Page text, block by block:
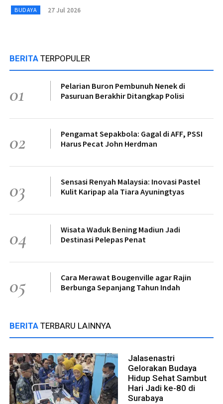
BUDAYA 27 Jul 2026
BERITA TERPOPULER
01
Pelarian Buron Pembunuh Nenek di
Pasuruan Berakhir Ditangkap Polisi
02
Pengamat Sepakbola: Gagal di AFF, PSSI
Harus Pecat John Herdman
03
Sensasi Renyah Malaysia: Inovasi Pastel
Kulit Karipap ala Tiara Ayuningtyas
04
Wisata Waduk Bening Madiun Jadi
Destinasi Pelepas Penat
05
Cara Merawat Bougenville agar Rajin
Berbunga Sepanjang Tahun Indah
BERITA TERBARU LAINNYA
Jalasenastri
Gelorakan Budaya
Hidup Sehat Sambut
Hari Jadi ke-80 di
Surabaya